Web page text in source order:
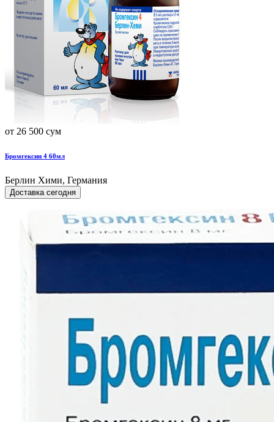
от 26 500 сум
Бромгексин 4 60мл
Берлин Хими, Германия
Доставка сегодня